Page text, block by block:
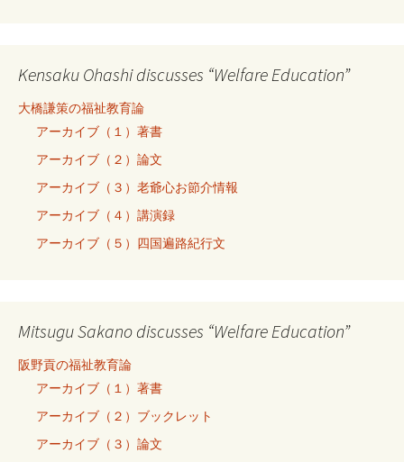
Kensaku Ohashi discusses “Welfare Education”
大橋謙策の福祉教育論
アーカイブ（１）著書
アーカイブ（２）論文
アーカイブ（３）老爺心お節介情報
アーカイブ（４）講演録
アーカイブ（５）四国遍路紀行文
Mitsugu Sakano discusses “Welfare Education”
阪野貢の福祉教育論
アーカイブ（１）著書
アーカイブ（２）ブックレット
アーカイブ（３）論文